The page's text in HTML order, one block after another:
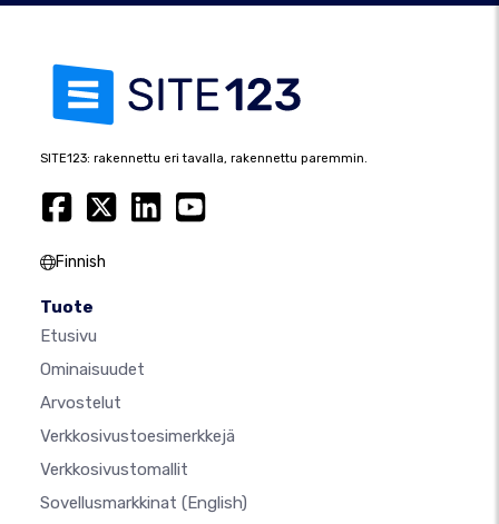
SITE123: rakennettu eri tavalla, rakennettu paremmin.
Finnish
Tuote
Etusivu
Ominaisuudet
Arvostelut
Verkkosivustoesimerkkejä
Verkkosivustomallit
Sovellusmarkkinat (English)